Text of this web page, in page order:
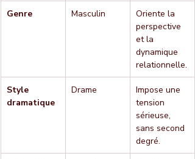
Genre Masculin
Oriente la
perspective
et la
dynamique
relationnelle.
Style
dramatique
Drame
Impose une
tension
sérieuse,
sans second
degré.